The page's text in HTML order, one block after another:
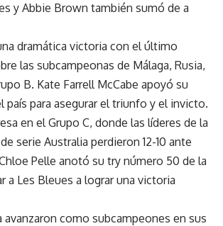
y Abbie Brown también sumó de a
dramática victoria con el último
las subcampeonas de Málaga, Rusia,
B. Kate Farrell McCabe apoyó su
país para asegurar el triunfo y el invicto.
en el Grupo C, donde las líderes de la
serie Australia perdieron 12-10 ante
Pelle anotó su try número 50 de la
a Les Bleues a lograr una victoria
avanzaron como subcampeones en sus